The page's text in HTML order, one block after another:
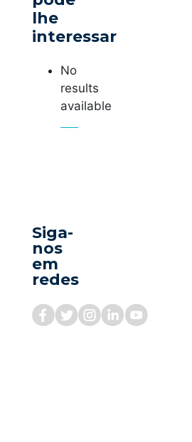
lhe
interessar
No
results
available
Siga-
nos
em
redes